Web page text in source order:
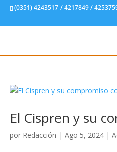
(0351) 4243517 / 4217849 /
El Cispren y su
por Redacción |Ago 5, 2024 |